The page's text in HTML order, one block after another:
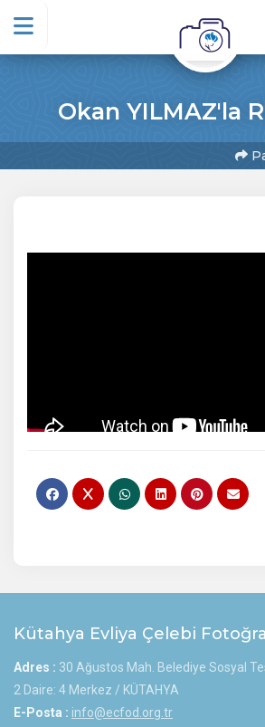
Okan YILMAZ'la
Kütahya Evliya Çelebi
Adres : 30 Ağustos Mah. Belediye Sosyal
2 Daire: 4 Merkez / KÜTAHYA
E-Posta : info@ecfod.org.tr